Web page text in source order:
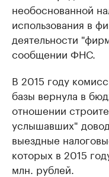
необоснованной
использования в
деятельности
сообщении ФНС.
В 2015 году
базы вернула в
отношении
услышавших"
выездные
которых в 2015
млн. рублей.